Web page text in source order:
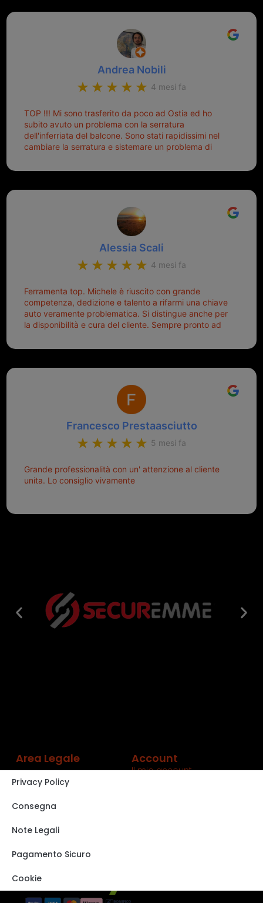
il coperchietto, la chiave era fissata con un filo di
che non ti staccasse la chiave dal blocchetto e
talvolta non faceva bene il contatto nel quadro e
bisognava armeggiare un po', praticamente entrare e
mettere in moto era un terno al Lotto; ormai pensavo
di dover prendere un mutuo per ricomprarle alla
Nissan... e invece ho scoperto che la Ferramenta
tutti i tipi. Adesso che ho la mia fiammante chiave
nuova (solo la chiave, perché la macchina è rimasta
quella di prima), ogni volta che salgo in macchina, il
mio pensiero va subito a Michele perché non dover
mette di buon umore, e ti fa cominciare bene la
lo consiglio a chiunque debba duplicare una chiave
Andrea Nobili
4 mesi fa
TOP !!! Mi sono trasferito da poco ad Ostia ed ho
subito avuto un problema con la serratura
dell'inferriata del balcone. Sono stati rapidissimi nel
cambiare la serratura e sistemare un problema di
onesto evitando spese ben più esose. Competenti,
un punto di riferimento per situazioni di questo tipo
Alessia Scali
4 mesi fa
Ferramenta top. Michele è riuscito con grande
competenza, dedizione e talento a rifarmi una chiave
auto veramente problematica. Si distingue anche per
la disponibilità e cura del cliente. Sempre pronto ad
Francesco Prestaasciutto
5 mesi fa
Grande professionalità con un' attenzione al cliente
unita. Lo consiglio vivamente
Area Legale
Privacy Policy
Consegna
Note Legali
Pagamento Sicuro
Cookie
Account
Il mio account
VISITA IL NOSTRO